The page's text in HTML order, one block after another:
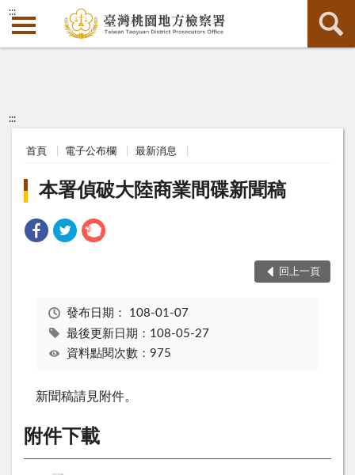
:::
:::
首頁 電子公布欄 最新消息
本署偵破大陸商業間碟新聞稿
回上一頁
發布日期： 108-01-07
最後更新日期：108-05-27
資料點閱次數：975
新聞稿請見附件。
附件下載